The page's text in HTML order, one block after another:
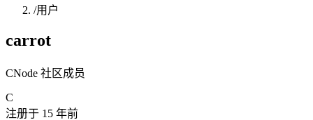
/用户
carrot
CNode 社区成员
C
注册于 15 年前